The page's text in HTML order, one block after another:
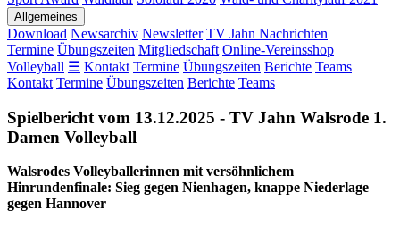
Allgemeines
Download Newsarchiv Newsletter TV Jahn Nachrichten
Termine Übungszeiten Mitgliedschaft Online-Vereinsshop
Volleyball ☰ Kontakt Termine Übungszeiten Berichte Teams
Kontakt Termine Übungszeiten Berichte Teams
Spielbericht vom 13.12.2025 - TV Jahn Walsrode 1.
Damen Volleyball
Walsrodes Volleyballerinnen mit versöhnlichem
Hinrundenfinale: Sieg gegen Nienhagen, knappe Niederlage
gegen Hannover